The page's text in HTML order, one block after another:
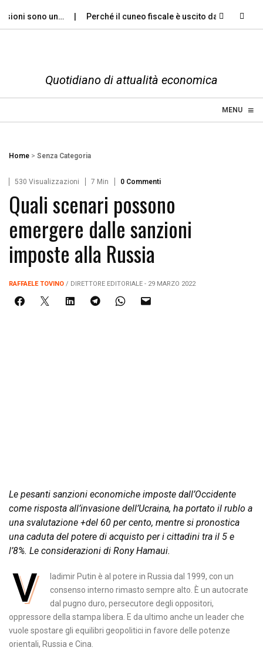
sono un… Perché il cuneo fiscale è uscito dal dibattito…
Quotidiano di attualità economica
MENU ≡
☰
Home > Senza Categoria
530 Visualizzazioni 7 Min 0 Commenti
Quali scenari possono
emergere dalle sanzioni
imposte alla Russia
RAFFAELE TOVINO / DIRETTORE EDITORIALE - 29 MARZO 2022
Le pesanti sanzioni economiche imposte dall’Occidente
come risposta all’invasione dell’Ucraina, ha portato il rublo a
una svalutazione +del 60 per cento, mentre si pronostica
una caduta del potere di acquisto per i cittadini tra il 5 e
l’8%. Le considerazioni di Rony Hamaui.
V
ladimir Putin è al potere in Russia dal 1999, con un
consenso interno rimasto sempre alto. È un autocrate
dal pugno duro, persecutore degli oppositori,
oppressore della stampa libera. E da ultimo anche un leader che
vuole spostare gli equilibri geopolitici in favore delle potenze
orientali, Russia e Cina.